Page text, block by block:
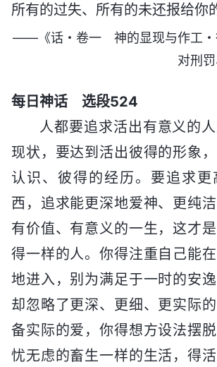
所有的过失、所有的未还报给你
——《话・卷一 神的显现与作工
对刑
每日神话 选段524
人都要追求活出有意义的
现状，要达到活出彼得的形象
认识、彼得的经历。要追求更
西，追求能更深地爱神、更纯
有价值、有意义的一生，这才
得一样的人。你得注重自己能
地进入，别为满足于一时的安逸
却忽略了更深、更细、更实际
备实际的爱，你得想方设法摆
忧无虑的畜生一样的生活，得